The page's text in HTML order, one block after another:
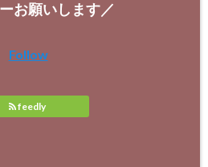
お願いします／
Follow
feedly